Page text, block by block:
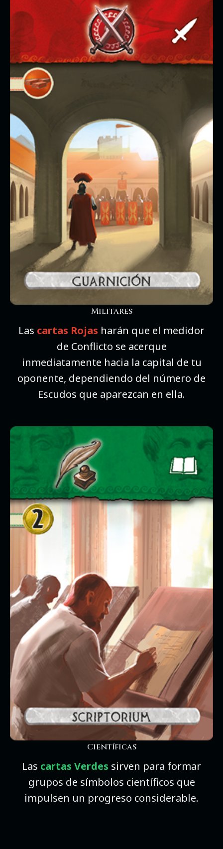
Militares
Las cartas Rojas harán que el medidor
de Conflicto se acerque
inmediatamente hacia la capital de tu
oponente, dependiendo del número de
Escudos que aparezcan en ella.
Científicas
Las cartas Verdes sirven para formar
grupos de símbolos científicos que
impulsen un progreso considerable.